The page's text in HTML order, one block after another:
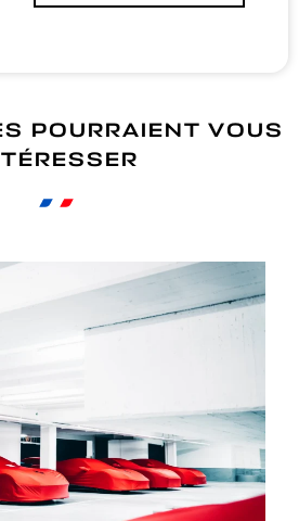
POURRAIENT VOUS